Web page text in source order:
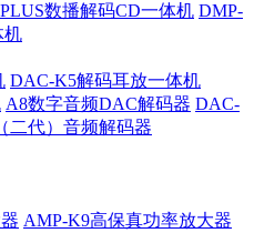
数播解码CD一体机 DMP-
机
DAC-K5解码耳放一体机
A8数字音频DAC解码器 DAC-
二代）音频解码器
AMP-K9高保真功率放大器